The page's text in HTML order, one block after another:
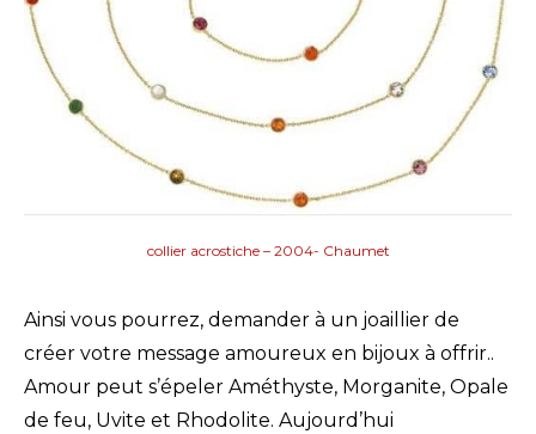
collier acrostiche – 2004- Chaumet
Ainsi vous pourrez, demander à un joaillier de
créer votre message amoureux en bijoux à offrir..
Amour peut s’épeler Améthyste, Morganite, Opale
de feu, Uvite et Rhodolite. Aujourd’hui